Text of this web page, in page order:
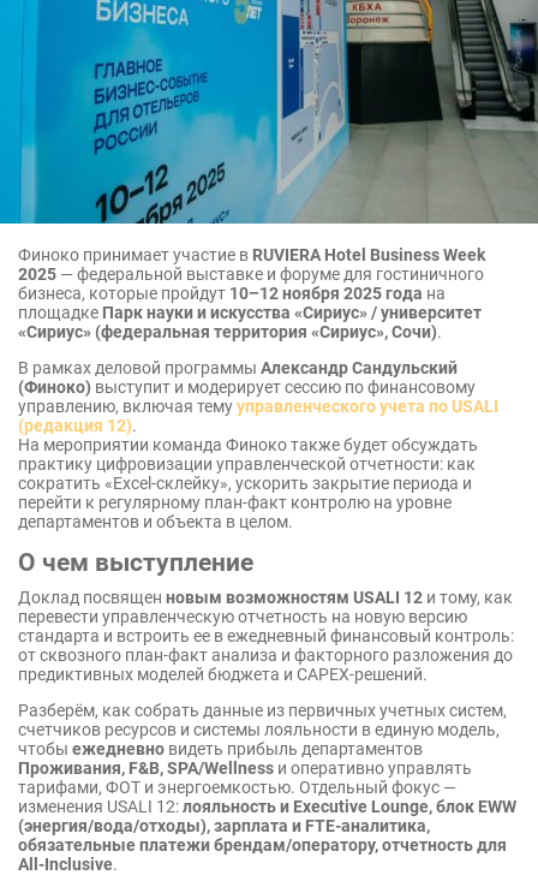
Финоко принимает участие в RUVIERA Hotel Business Week
2025 — федеральной выставке и форуме для гостиничного
бизнеса, которые пройдут 10–12 ноября 2025 года на
площадке Парк науки и искусства «Сириус» / университет
«Сириус» (федеральная территория «Сириус», Сочи).
В рамках деловой программы Александр Сандульский
(Финоко) выступит и модерирует сессию по финансовому
управлению, включая темууправленческого учета по USALI
(редакция 12).
На мероприятии команда Финоко также будет обсуждать
практику цифровизации управленческой отчетности: как
сократить «Excel-склейку», ускорить закрытие периода и
перейти к регулярному план-факт контролю на уровне
департаментов и объекта в целом.
О чем выступление
Доклад посвящен новым возможностям USALI 12 и тому, как
перевести управленческую отчетность на новую версию
стандарта и встроить ее в ежедневный финансовый контроль:
от сквозного план-факт анализа и факторного разложения до
предиктивных моделей бюджета и CAPEX-решений.
Разберём, как собрать данные из первичных учетных систем,
счетчиков ресурсов и системы лояльности в единую модель,
чтобы ежедневно видеть прибыль департаментов
Проживания, F&B, SPA/Wellness и оперативно управлять
тарифами, ФОТ и энергоемкостью. Отдельный фокус —
изменения USALI 12:лояльность и Executive Lounge, блок EWW
(энергия/вода/отходы), зарплата и FTE-аналитика,
обязательные платежи брендам/оператору, отчетность для
All-Inclusive.